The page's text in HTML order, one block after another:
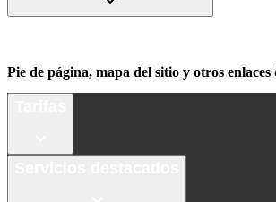
Pie de página, mapa del sitio y otros enlaces